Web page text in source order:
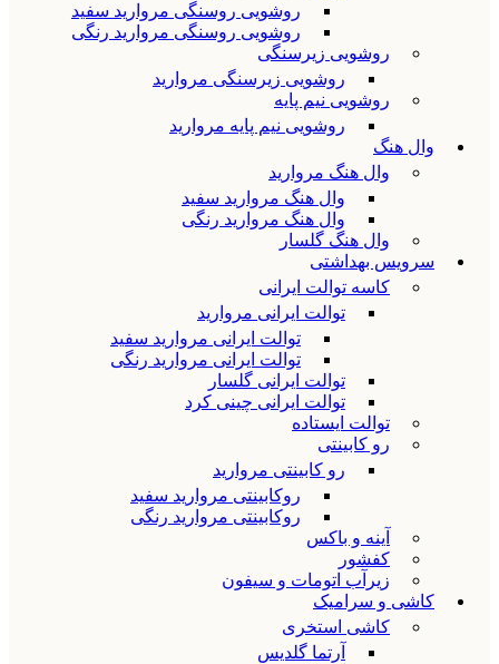
روشویی روسنگی مروارید سفید
روشویی روسنگی مروارید رنگی
روشویی زیرسنگی
روشویی زیرسنگی مروارید
روشویی نیم پایه
روشویی نیم پایه مروارید
وال هنگ
وال هنگ مروارید
وال هنگ مروارید سفید
وال هنگ مروارید رنگی
وال هنگ گلسار
سرویس بهداشتی
کاسه توالت ایرانی
توالت ایرانی مروارید
توالت ایرانی مروارید سفید
توالت ایرانی مروارید رنگی
توالت ایرانی گلسار
توالت ایرانی چینی کرد
توالت ایستاده
رو کابینتی
رو کابینتی مروارید
روکابینتی مروارید سفید
روکابینتی مروارید رنگی
آینه و باکس
کفشور
زیرآب اتومات و سیفون
کاشی و سرامیک
کاشی استخری
آرتما گلدیس